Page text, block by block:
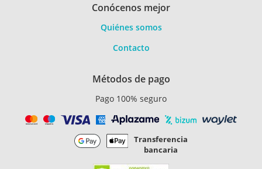
Conócenos mejor
Quiénes somos
Contacto
Métodos de pago
Pago 100% seguro
Transferencia
bancaria